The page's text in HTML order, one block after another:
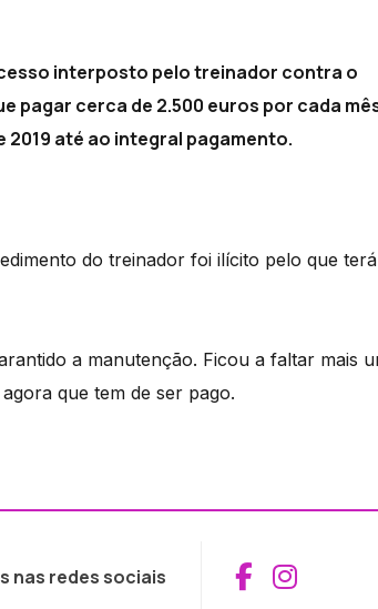
interposto pelo treinador contra o
pagar cerca de 2.500 euros por cada
até ao integral pagamento.
do treinador foi ilícito pelo que
a manutenção. Ficou a faltar mais
que tem de ser pago.
nas redes sociais Aceder